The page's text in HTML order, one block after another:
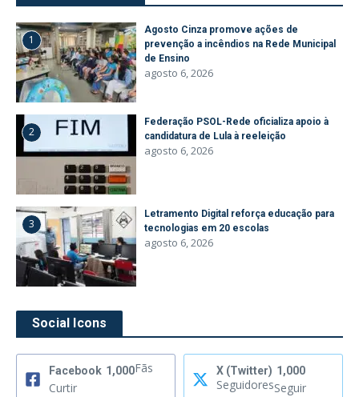
1
Agosto Cinza promove ações de
prevenção a incêndios na Rede Municipal
de Ensino
agosto 6, 2026
2
Federação PSOL-Rede oficializa apoio à
candidatura de Lula à reeleição
agosto 6, 2026
3
Letramento Digital reforça educação para
tecnologias em 20 escolas
agosto 6, 2026
Social Icons
Facebook 1,000Fãs
Curtir
X (Twitter) 1,000
SeguidoresSeguir